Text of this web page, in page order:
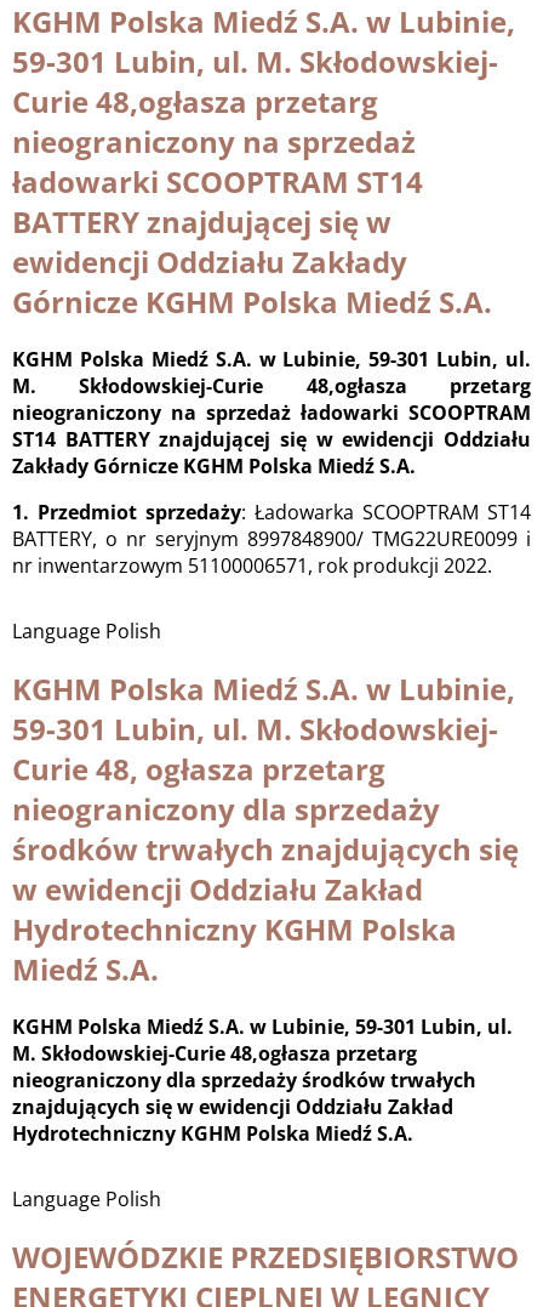
KGHM Polska Miedź S.A. w Lubinie,
59-301 Lubin, ul. M. Skłodowskiej-
Curie 48,ogłasza przetarg
nieograniczony na sprzedaż
ładowarki SCOOPTRAM ST14
BATTERY znajdującej się w
ewidencji Oddziału Zakłady
Górnicze KGHM Polska Miedź S.A.
KGHM Polska Miedź S.A. w Lubinie, 59-301 Lubin, ul.
M. Skłodowskiej-Curie 48,ogłasza przetarg
nieograniczony na sprzedaż ładowarki SCOOPTRAM
ST14 BATTERY znajdującej się w ewidencji Oddziału
Zakłady Górnicze KGHM Polska Miedź S.A.
1. Przedmiot sprzedaży: Ładowarka SCOOPTRAM ST14
BATTERY, o nr seryjnym 8997848900/ TMG22URE0099 i
nr inwentarzowym 51100006571, rok produkcji 2022.
Language Polish
KGHM Polska Miedź S.A. w Lubinie,
59-301 Lubin, ul. M. Skłodowskiej-
Curie 48, ogłasza przetarg
nieograniczony dla sprzedaży
środków trwałych znajdujących się
w ewidencji Oddziału Zakład
Hydrotechniczny KGHM Polska
Miedź S.A.
KGHM Polska Miedź S.A. w Lubinie, 59-301 Lubin, ul.
M. Skłodowskiej-Curie 48,ogłasza przetarg
nieograniczony dla sprzedaży środków trwałych
znajdujących się w ewidencji Oddziału Zakład
Hydrotechniczny KGHM Polska Miedź S.A.
Language Polish
WOJEWÓDZKIE PRZEDSIĘBIORSTWO
ENERGETYKI CIEPLNEJ W LEGNICY